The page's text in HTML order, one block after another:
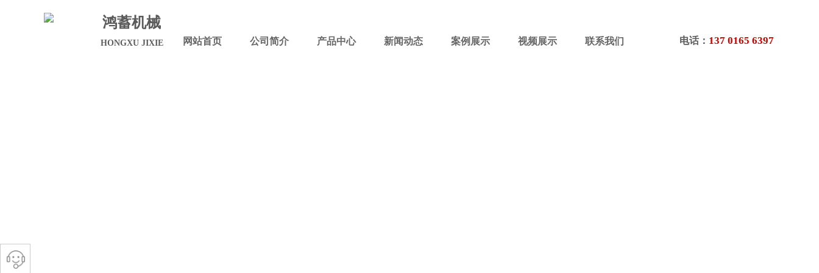
网站首页 公司简介 产品中心 新闻动态 案例展示 视频展示 联系我们
鸿蓄机械
HONGXU JIXIE 电话： 137 0165 6397